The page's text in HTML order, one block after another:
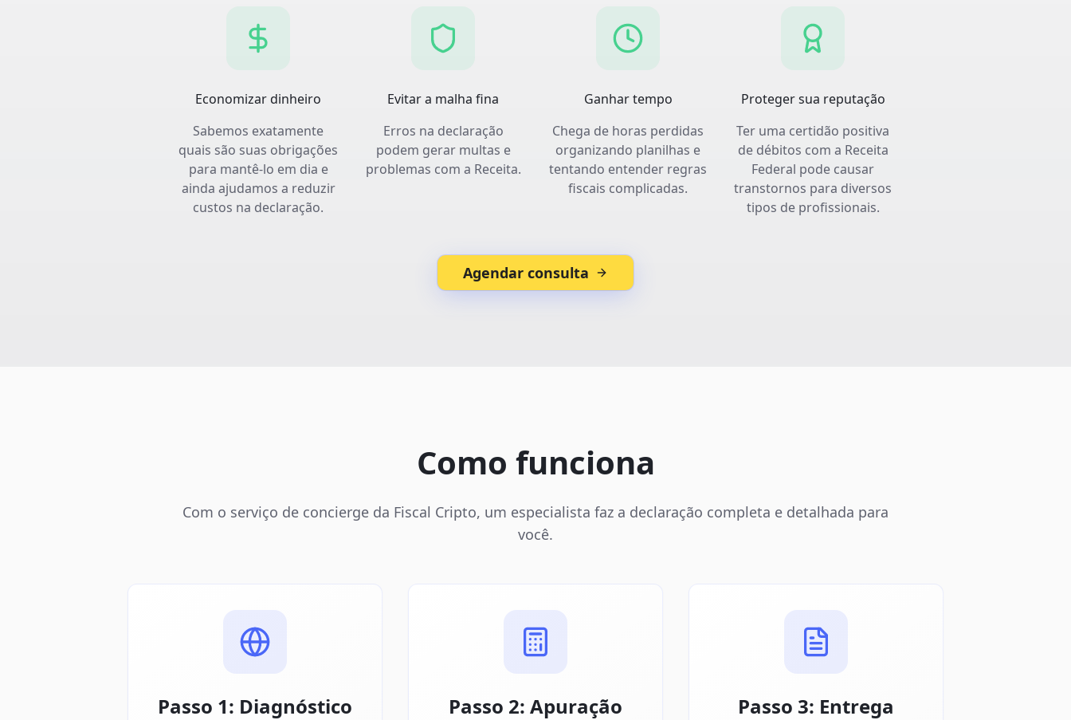
Economizar dinheiro
Sabemos exatamente
quais são suas obrigações
para mantê-lo em dia e
ainda ajudamos a reduzir
custos na declaração.
Evitar a malha fina
Erros na declaração
podem gerar multas e
problemas com a Receita.
Ganhar tempo
Chega de horas perdidas
organizando planilhas e
tentando entender regras
fiscais complicadas.
Proteger sua reputação
Ter uma certidão positiva
de débitos com a Receita
Federal pode causar
transtornos para diversos
tipos de profissionais.
Agendar consulta
Como funciona
Com o serviço de concierge da Fiscal Cripto, um especialista faz a declaração completa e detalhada para
você.
Passo 1: Diagnóstico Passo 2: Apuração Passo 3: Entrega